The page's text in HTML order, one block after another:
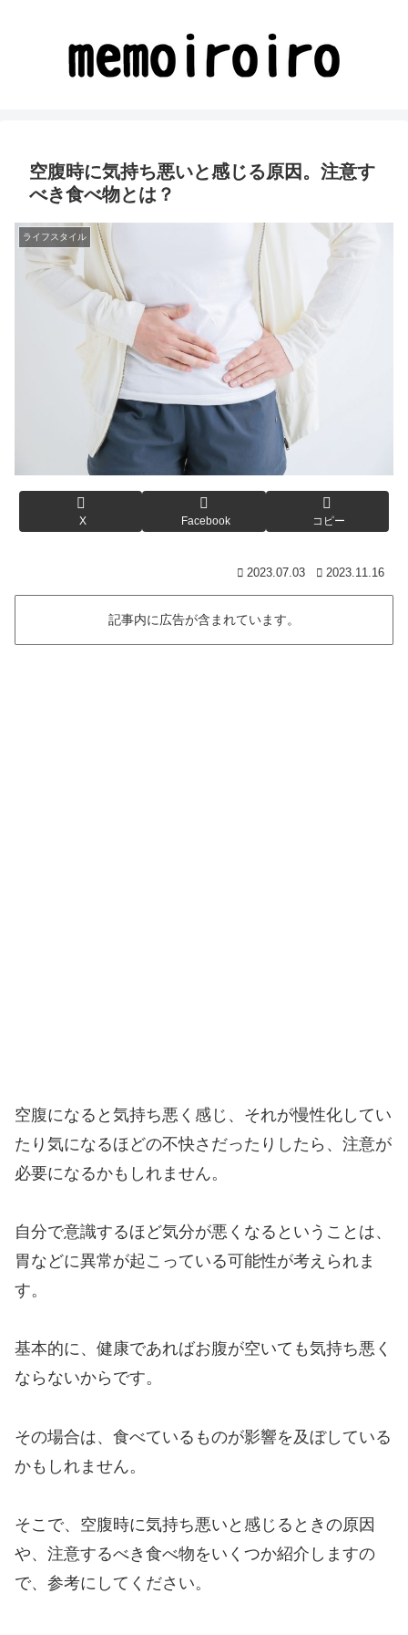
空腹時に気持ち悪いと感じる原因。注意す
べき食べ物とは？
ライフスタイル
X Facebook コピー
2023.07.03 2023.11.16
記事内に広告が含まれています。
空腹になると気持ち悪く感じ、それが慢性化してい
たり気になるほどの不快さだったりしたら、注意が
必要になるかもしれません。
自分で意識するほど気分が悪くなるということは、
胃などに異常が起こっている可能性が考えられま
す。
基本的に、健康であればお腹が空いても気持ち悪く
ならないからです。
その場合は、食べているものが影響を及ぼしている
かもしれません。
そこで、空腹時に気持ち悪いと感じるときの原因
や、注意するべき食べ物をいくつか紹介しますの
で、参考にしてください。